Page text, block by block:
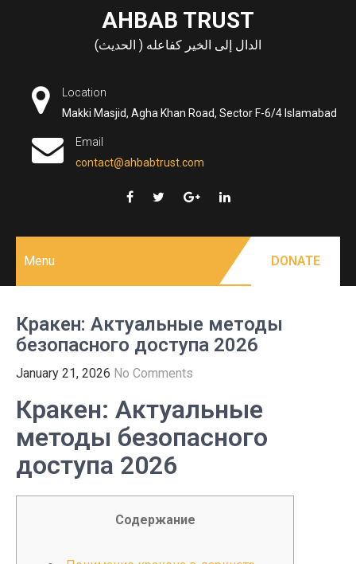
AHBAB TRUST
الدال إلى الخير كفاعله ( الحديث)
Location
Makki Masjid, Agha Khan Road, Sector F-6/4 Islamabad
Email
contact@ahbabtrust.com
Menu DONATE
Кракен: Актуальные методы
безопасного доступа 2026
January 21, 2026 No Comments
Кракен: Актуальные
методы безопасного
доступа 2026
Содержание